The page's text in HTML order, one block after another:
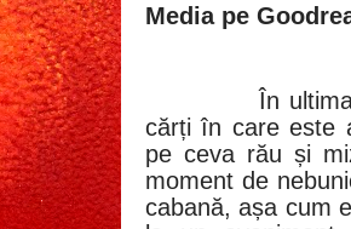
Media pe
În
cărți în care este
pe ceva rău și
moment de
cabană, așa cum